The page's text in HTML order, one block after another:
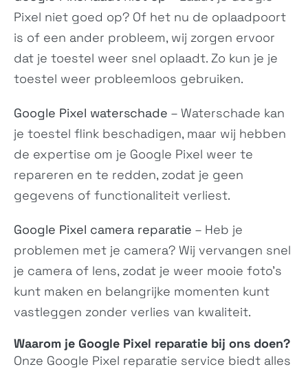
N/A N/A
Wildfire R70 Wildfire E1
Wildfire E1 plus Desire 19s
Pixel niet goed op? Of het nu de oplaadpoort
is of een ander probleem, wij zorgen ervoor
dat je toestel weer snel oplaadt. Zo kun je je
toestel weer probleemloos gebruiken.
Google Pixel waterschade – Waterschade kan
je toestel flink beschadigen, maar wij hebben
de expertise om je Google Pixel weer te
repareren en te redden, zodat je geen
gegevens of functionaliteit verliest.
Google Pixel camera reparatie – Heb je
problemen met je camera? Wij vervangen snel
je camera of lens, zodat je weer mooie foto’s
kunt maken en belangrijke momenten kunt
vastleggen zonder verlies van kwaliteit.
Waarom je Google Pixel reparatie bij ons doen?
Onze Google Pixel reparatie service biedt alles